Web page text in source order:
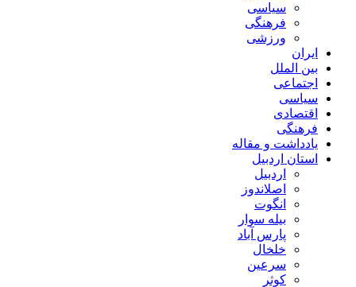
سیاسی
فرهنگی
ورزشی
ایران
بین الملل
اجتماعی
سیاسی
اقتصادی
فرهنگی
یادداشت و مقاله
استان اردبیل
اردبیل
اصلاندوز
انگوت
بیله سوار
پارس آباد
خلخال
سرعین
کوثر